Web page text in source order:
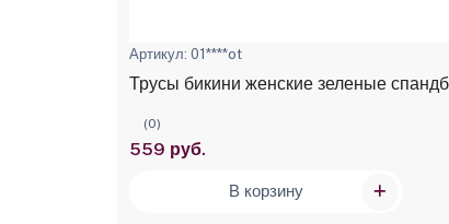
Артикул: 01****ot
Трусы бикини женские зеленые
(0)
559 руб.
В корзину